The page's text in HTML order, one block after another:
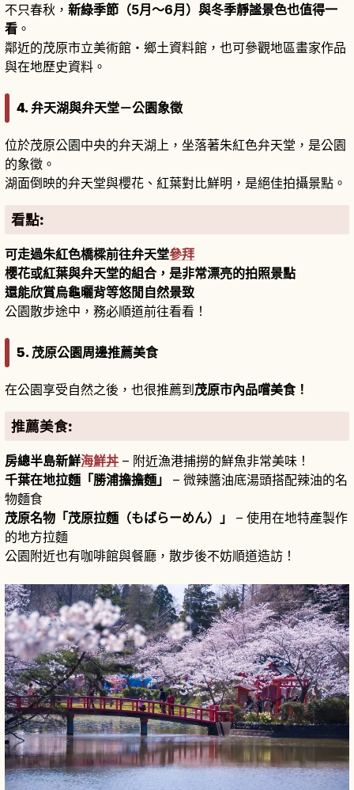
不只春秋， 新綠季節（5月～6月）與冬季靜謐景色也值得一
看 。
鄰近的茂原市立美術館・鄉土資料館，也可參觀地區畫家作品
與在地歷史資料。
4. 弁天湖與弁天堂－公園象徵
位於茂原公園中央的弁天湖上，坐落著朱紅色弁天堂，是公園
的象徵。
湖面倒映的弁天堂與櫻花、紅葉對比鮮明，是絕佳拍攝景點。
看點:
可走過朱紅色橋樑前往弁天堂參拜
櫻花或紅葉與弁天堂的組合，是非常漂亮的拍照景點
還能欣賞烏龜曬背等悠閒自然景致
公園散步途中，務必順道前往看看！
5. 茂原公園周邊推薦美食
在公園享受自然之後，也很推薦到 茂原市內品嚐美食！
推薦美食:
房總半島新鮮海鮮丼 – 附近漁港捕撈的鮮魚非常美味！
千葉在地拉麵「勝浦擔擔麵」
– 微辣醬油底湯頭搭配辣油的名
物麵食
茂原名物「茂原拉麵（もばらーめん）」
– 使用在地特產製作
的地方拉麵
公園附近也有咖啡館與餐廳，散步後不妨順道造訪！